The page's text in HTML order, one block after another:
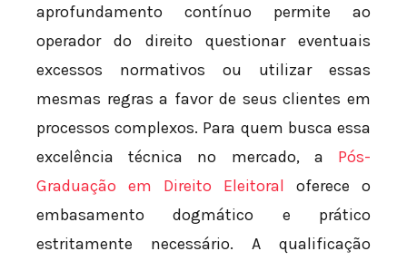
aprofundamento contínuo permite ao
operador do direito questionar eventuais
excessos normativos ou utilizar essas
mesmas regras a favor de seus clientes em
processos complexos. Para quem busca essa
excelência técnica no mercado, a Pós-
Graduação em Direito Eleitoral oferece o
embasamento dogmático e prático
estritamente necessário. A qualificação